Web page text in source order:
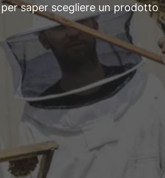
saper scegliere un prodotto